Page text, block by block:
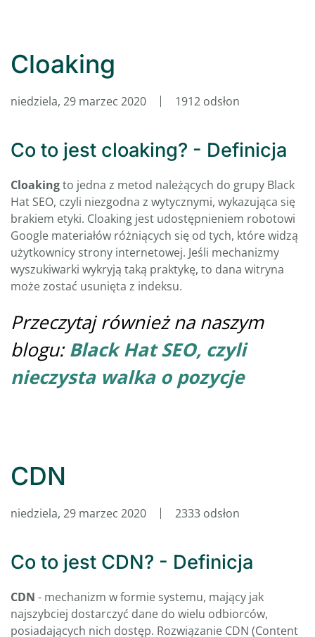
Cloaking
niedziela, 29 marzec 2020 1912 odsłon
Co to jest cloaking? - Definicja
Cloakingto jedna z metod należących do grupy Black
Hat SEO, czyli niezgodna z wytycznymi, wykazująca się
brakiem etyki. Cloaking jest udostępnieniem robotowi
Google materiałów różniących się od tych, które widzą
użytkownicy strony internetowej. Jeśli mechanizmy
wyszukiwarki wykryją taką praktykę, to dana witryna
może zostać usunięta z indeksu.
Przeczytaj również na naszym
blogu: Black Hat SEO, czyli
nieczysta walka o pozycje
CDN
niedziela, 29 marzec 2020 2333 odsłon
Co to jest CDN? - Definicja
CDN - mechanizm w formie systemu, mający jak
najszybciej dostarczyć dane do wielu odbiorców,
posiadających nich dostęp. Rozwiązanie CDN (Content